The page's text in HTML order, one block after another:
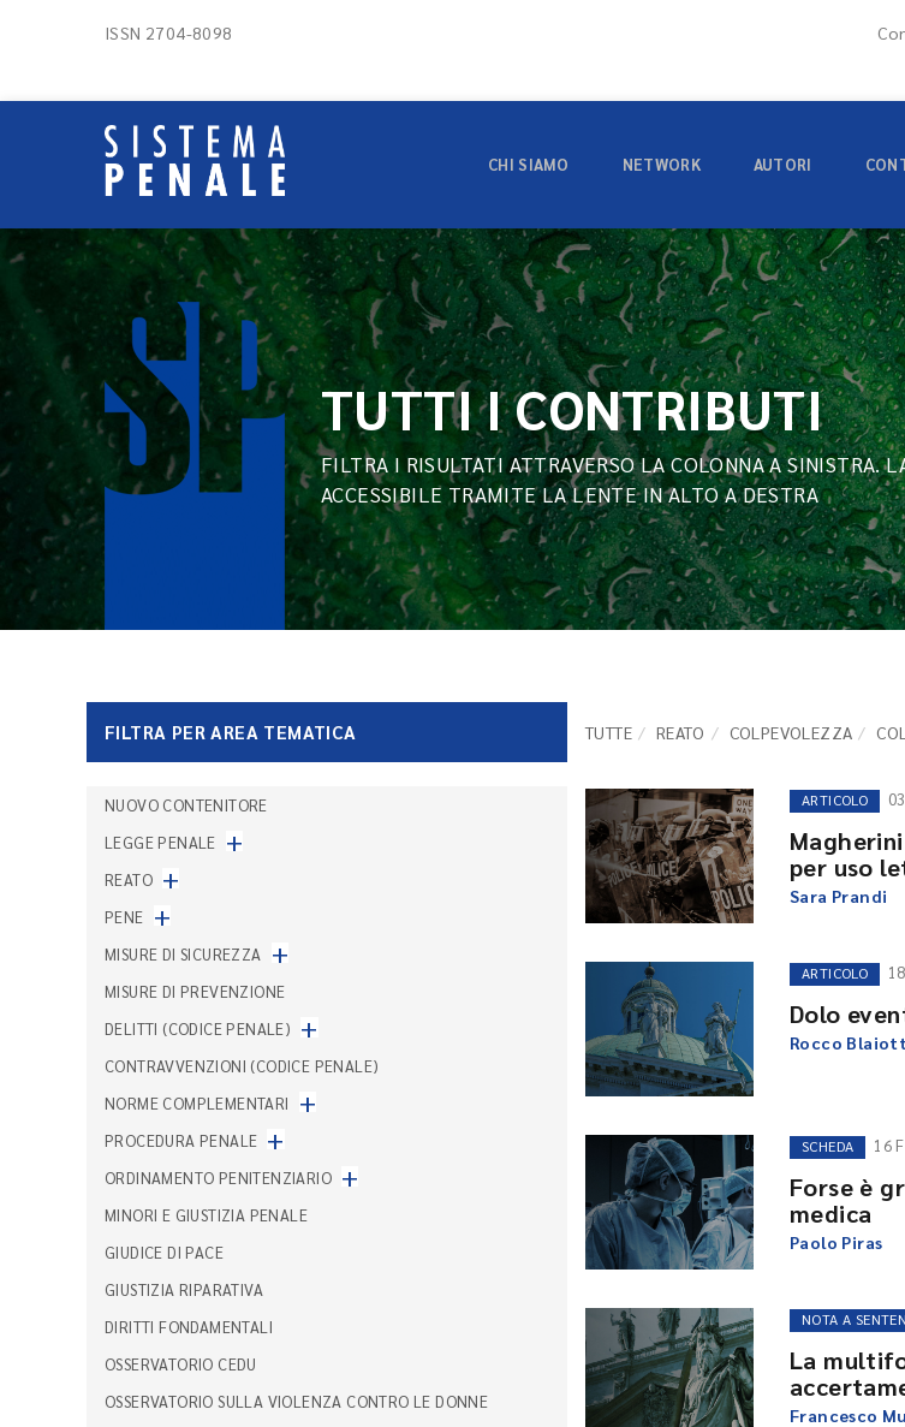
ISSN 2704-8098
CHI SIAMO NETWORK AUTORI
TUTTI I CONTRIBUTI
FILTRA I RISULTATI ATTRAVERSO LA COLONNA A SINISTRA.
ACCESSIBILE TRAMITE LA LENTE IN ALTO A DESTRA
FILTRA PER AREA TEMATICA TUTTE REATO COLPEVOLEZZA
NUOVO CONTENITORE
LEGGE PENALE +
REATO +
PENE +
MISURE DI SICUREZZA +
MISURE DI PREVENZIONE
DELITTI (CODICE PENALE) +
CONTRAVVENZIONI (CODICE PENALE)
NORME COMPLEMENTARI
+
PROCEDURA PENALE +
ORDINAMENTO PENITENZIARIO +
MINORI E GIUSTIZIA PENALE
GIUDICE DI PACE
GIUSTIZIA RIPARATIVA
DIRITTI FONDAMENTALI
OSSERVATORIO CEDU
OSSERVATORIO SULLA VIOLENZA CONTRO LE DONNE
ARTICOLO
per uso
Sara Prandi
ARTICOLO
Dolo
Rocco
SCHEDA 16
Forse è
medica
Paolo Piras
NOTA A
La
Francesco